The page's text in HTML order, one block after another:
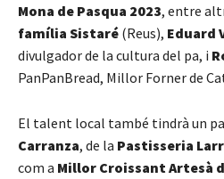
Mona de Pasqua 2023, entre
família Sistaré (Reus), Eduard
divulgador de la cultura del pa, i
PanPanBread, Millor Forner de
El talent local també tindrà un
Carranza, de la Pastisseria
com a Millor Croissant Artesà